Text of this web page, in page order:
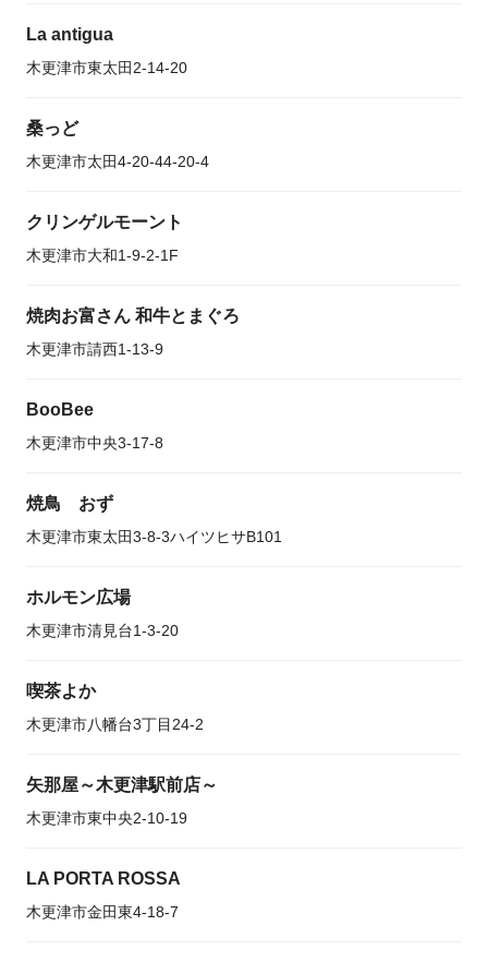
La antigua
木更津市東太田2-14-20
桑っど
木更津市太田4-20-44-20-4
クリンゲルモーント
木更津市大和1-9-2-1F
焼肉お富さん 和牛とまぐろ
木更津市請西1-13-9
BooBee
木更津市中央3-17-8
焼鳥 おず
木更津市東太田3-8-3ハイツヒサB101
ホルモン広場
木更津市清見台1-3-20
喫茶よか
木更津市八幡台3丁目24-2
矢那屋～木更津駅前店～
木更津市東中央2-10-19
LA PORTA ROSSA
木更津市金田東4-18-7